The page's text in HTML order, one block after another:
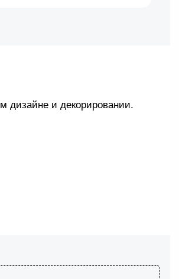
дизайне и декорировании.